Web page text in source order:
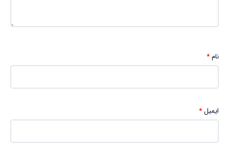
نام*
ایمیل*